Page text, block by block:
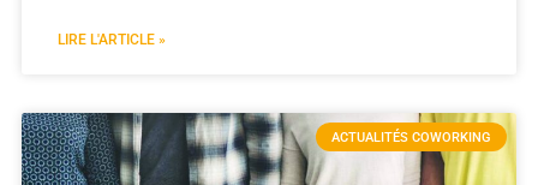
LIRE L'ARTICLE »
ACTUALITÉS COWORKING